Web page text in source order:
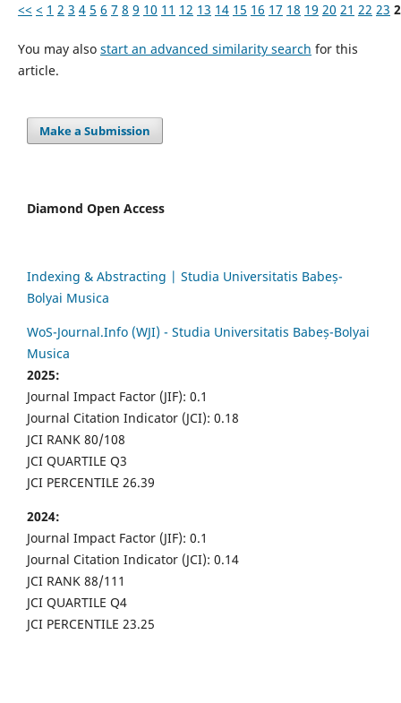
<< < 1 2 3 4 5 6 7 8 9 10 11 12 13 14 15 16 17 18 19 20 21 22 23
You may also start an advanced similarity search for this
article.
Make a Submission
Diamond Open Access
Indexing & Abstracting | Studia Universitatis Babeș-
Bolyai Musica
WoS-Journal.Info (WJI) - Studia Universitatis Babeș-Bolyai
Musica
2025:
Journal Impact Factor (JIF): 0.1
Journal Citation Indicator (JCI): 0.18
JCI RANK 80/108
JCI QUARTILE Q3
JCI PERCENTILE 26.39
2024:
Journal Impact Factor (JIF): 0.1
Journal Citation Indicator (JCI): 0.14
JCI RANK 88/111
JCI QUARTILE Q4
JCI PERCENTILE 23.25